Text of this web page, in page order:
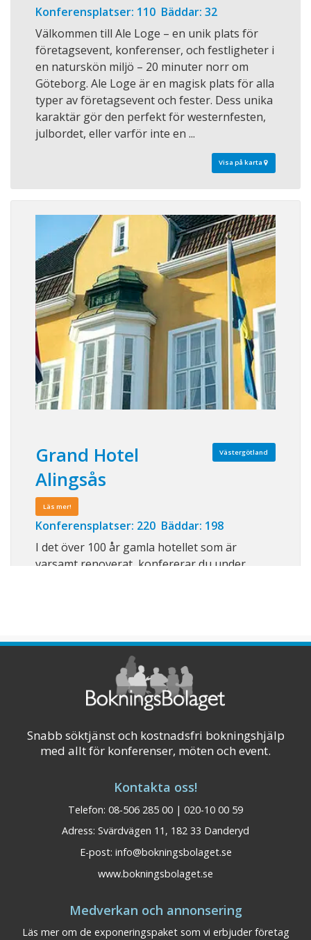
Konferensplatser: 110 Bäddar: 32
Välkommen till Ale Loge – en unik plats för
företagsevent, konferenser, och festligheter i
en naturskön miljö – 20 minuter norr om
Göteborg. Ale Loge är en magisk plats för alla
typer av företagsevent och fester. Dess unika
karaktär gör den perfekt för westernfesten,
julbordet, eller varför inte en ...
Visa på karta
Västergötland
Grand Hotel
Alingsås
Läs mer!
Konferensplatser: 220 Bäddar: 198
I det över 100 år gamla hotellet som är
varsamt renoverat, konfererar du under
ligger mysiga Kaféstaden Alingsås. Hotellet
ligger i hjärtat av s ...
Visa på karta
Snabb söktjänst och kostnadsfri bokningshjälp
med allt för konferenser, möten och event.
Kontakta oss!
Telefon: 08-506 285 00 | 020-10 00 59
Adress: Svärdvägen 11, 182 33 Danderyd
E-post: info@bokningsbolaget.se
www.bokningsbolaget.se
Medverkan och annonsering
Läs mer om de exponeringspaket som vi erbjuder företag